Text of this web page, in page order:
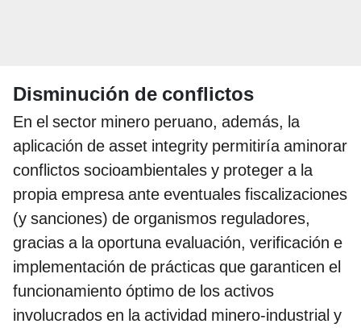
Disminución de conflictos
En el sector minero peruano, además, la
aplicación de asset integrity permitiría aminorar
conflictos socioambientales y proteger a la
propia empresa ante eventuales fiscalizaciones
(y sanciones) de organismos reguladores,
gracias a la oportuna evaluación, verificación e
implementación de prácticas que garanticen el
funcionamiento óptimo de los activos
involucrados en la actividad minero-industrial y